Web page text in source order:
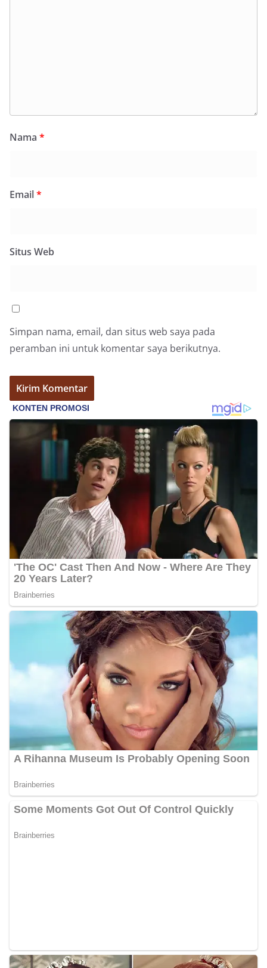
Nama *
Email*
Situs Web
Simpan nama, email, dan situs web saya pada
peramban ini untuk komentar saya berikutnya.